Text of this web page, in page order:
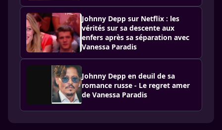
Johnny Depp sur Netflix : les
vérités sur sa descente aux
enfers après sa séparation avec
Vanessa Paradis
Johnny Depp en deuil de sa
romance russe - Le regret amer
de Vanessa Paradis